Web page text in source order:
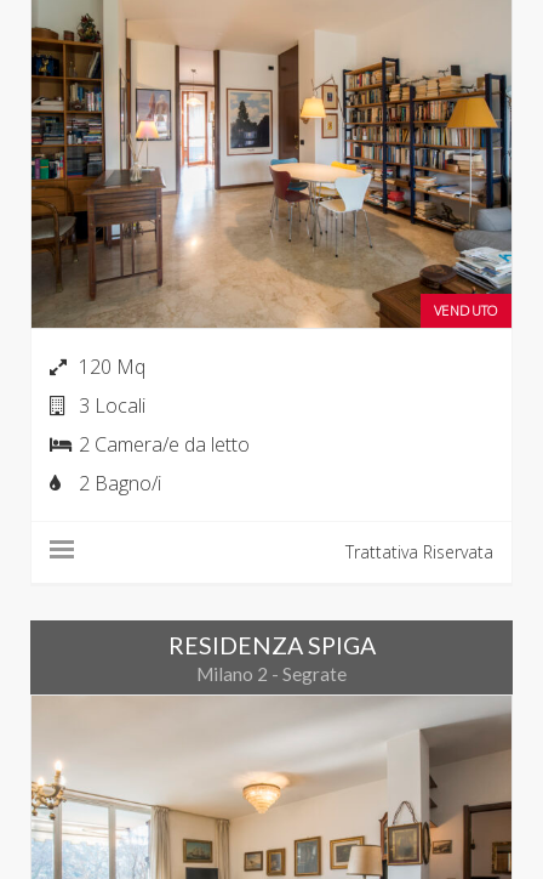
VENDUTO
120 Mq
3 Locali
2 Camera/e da letto
2 Bagno/i
Trattativa Riservata
RESIDENZA SPIGA
Milano 2 - Segrate